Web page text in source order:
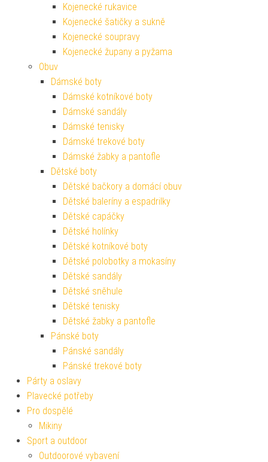
Kojenecké rukavice
Kojenecké šatičky a sukně
Kojenecké soupravy
Kojenecké župany a pyžama
Obuv
Dámské boty
Dámské kotníkové boty
Dámské sandály
Dámské tenisky
Dámské trekové boty
Dámské žabky a pantofle
Dětské boty
Dětské bačkory a domácí obuv
Dětské baleríny a espadrilky
Dětské capáčky
Dětské holínky
Dětské kotníkové boty
Dětské polobotky a mokasíny
Dětské sandály
Dětské sněhule
Dětské tenisky
Dětské žabky a pantofle
Pánské boty
Pánské sandály
Pánské trekové boty
Párty a oslavy
Plavecké potřeby
Pro dospělé
Mikiny
Sport a outdoor
Outdoorové vybavení